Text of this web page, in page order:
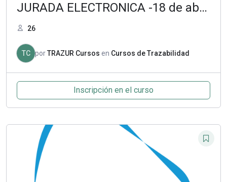
JURADA ELECTRONICA -18 de abril
de 2022
26
TC porTRAZUR Cursos en Cursos de Trazabilidad
Inscripción en el curso